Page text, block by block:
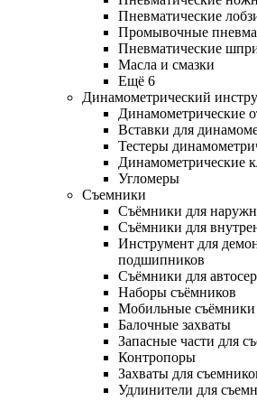
Пневматические
Промывочные
Пневматические
Масла и смазки
Ещё 6
Динамометрический
Динамометрические
Вставки для
Тестеры
Динамометрические
Угломеры
Съемники
Съёмники для
Съёмники для
Инструмент для
подшипников
Съёмники для
Наборы съёмников
Мобильные съёмники
Балочные захваты
Запасные части для
Контропоры
Захваты для
Удлинители для